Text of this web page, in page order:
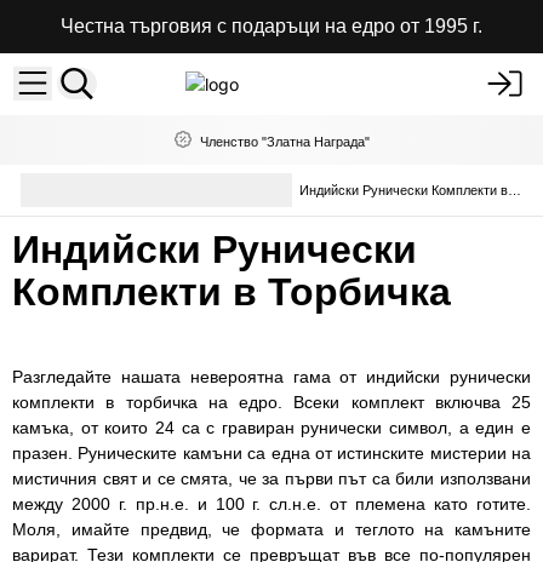
Честна търговия с подаръци на едро от 1995 г.
Членство "Златна Награда"
Индийски Рунически Комплекти в Торбичка
Индийски Рунически
Комплекти в Торбичка
Разгледайте нашата невероятна гама от индийски рунически
комплекти в торбичка на едро. Всеки комплект включва 25
камъка, от които 24 са с гравиран рунически символ, а един е
празен. Руническите камъни са една от истинските мистерии на
мистичния свят и се смята, че за първи път са били използвани
между 2000 г. пр.н.е. и 100 г. сл.н.е. от племена като готите.
Моля, имайте предвид, че формата и теглото на камъните
варират. Тези комплекти се превръщат във все по-популярен